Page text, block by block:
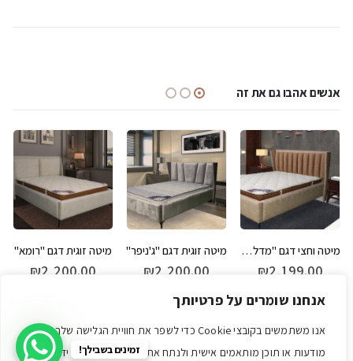
אנחנו שומרים על פרטיותך
אנו משתמשים בקובצי Cookie כדי לשפר את חוויית הגלישה שלך, להציג
מודעות או תוכן מותאמים אישית ולנתח את התנועה שלנו. על ידי לחיצה
אנשים אהבו גם את זה
מיטה וחצי דגם "מדלין" כולל מזרן מתנה
₪2,199.00
לרכישה
מיטה זוגית דגם "ג'ניפר"
₪2,200.00
לרכישה
מיטה זוגית דגם "רומא"
₪2,200.00
זמינים בשבילך!